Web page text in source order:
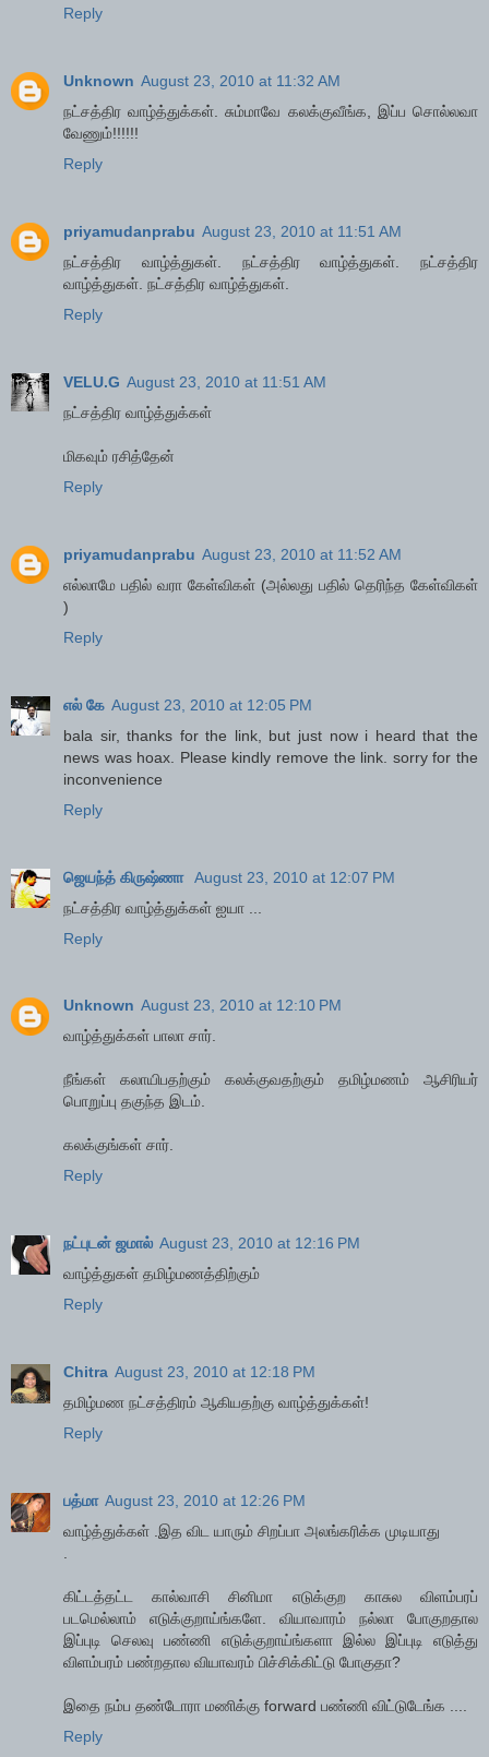
Reply
Unknown August 23, 2010 at 11:32 AM
நட்சத்திர வாழ்த்துக்கள். சும்மாவே கலக்குவீங்க, இப்ப சொல்லவா
வேணும்!!!!!!
Reply
priyamudanprabu August 23, 2010 at 11:51 AM
நட்சத்திர வாழ்த்துகள். நட்சத்திர வாழ்த்துகள். நட்சத்திர
வாழ்த்துகள். நட்சத்திர வாழ்த்துகள்.
Reply
VELU.G August 23, 2010 at 11:51 AM
நட்சத்திர வாழ்த்துக்கள்
மிகவும் ரசித்தேன்
Reply
priyamudanprabu August 23, 2010 at 11:52 AM
எல்லாமே பதில் வரா கேள்விகள் (அல்லது பதில் தெரிந்த கேள்விகள்
)
Reply
எல் கே August 23, 2010 at 12:05 PM
bala sir, thanks for the link, but just now i heard that the
news was hoax. Please kindly remove the link. sorry for the
inconvenience
Reply
ஜெயந்த் கிருஷ்ணா August 23, 2010 at 12:07 PM
நட்சத்திர வாழ்த்துக்கள் ஐயா ...
Reply
Unknown August 23, 2010 at 12:10 PM
வாழ்த்துக்கள் பாலா சார்.
நீங்கள் கலாயிபதற்கும் கலக்குவதற்கும் தமிழ்மணம் ஆசிரியர்
பொறுப்பு தகுந்த இடம்.
கலக்குங்கள் சார்.
Reply
நட்புடன் ஜமால் August 23, 2010 at 12:16 PM
வாழ்த்துகள் தமிழ்மணத்திற்கும்
Reply
Chitra August 23, 2010 at 12:18 PM
தமிழ்மண நட்சத்திரம் ஆகியதற்கு வாழ்த்துக்கள்!
Reply
பத்மா August 23, 2010 at 12:26 PM
வாழ்த்துக்கள் .இத விட யாரும் சிறப்பா அலங்கரிக்க முடியாது
.
கிட்டத்தட்ட கால்வாசி சினிமா எடுக்குற காசுல விளம்பரப்
படமெல்லாம் எடுக்குறாய்ங்களே. வியாவாரம் நல்லா போகுறதால
இப்புடி செலவு பண்ணி எடுக்குறாய்ங்களா இல்ல இப்புடி எடுத்து
விளம்பரம் பண்றதால வியாவரம் பிச்சிக்கிட்டு போகுதா?
இதை நம்ப தண்டோரா மணிக்கு forward பண்ணி விட்டுடேங்க ....
Reply